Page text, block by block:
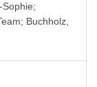
Sophie;
; Buchholz,